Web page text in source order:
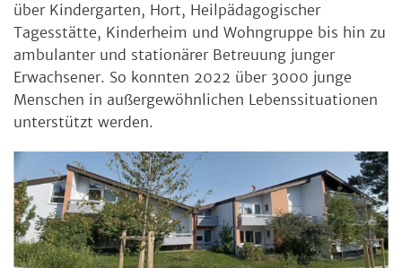
über Kindergarten, Hort, Heilpädagogischer
Tagesstätte, Kinderheim und Wohngruppe bis hin zu
ambulanter und stationärer Betreuung junger
Erwachsener. So konnten 2022 über 3000 junge
Menschen in außergewöhnlichen Lebenssituationen
unterstützt werden.